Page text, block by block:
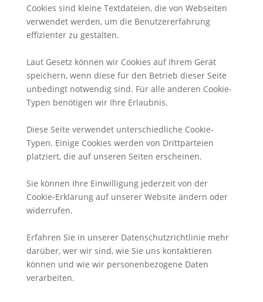
Cookies sind kleine Textdateien, die von Webseiten
verwendet werden, um die Benutzererfahrung
effizienter zu gestalten.
Laut Gesetz können wir Cookies auf Ihrem Gerät
speichern, wenn diese für den Betrieb dieser Seite
unbedingt notwendig sind. Für alle anderen Cookie-
Typen benötigen wir Ihre Erlaubnis.
Diese Seite verwendet unterschiedliche Cookie-
Typen. Einige Cookies werden von Drittparteien
platziert, die auf unseren Seiten erscheinen.
Sie können Ihre Einwilligung jederzeit von der
Cookie-Erklärung auf unserer Website ändern oder
widerrufen.
Erfahren Sie in unserer Datenschutzrichtlinie mehr
darüber, wer wir sind, wie Sie uns kontaktieren
können und wie wir personenbezogene Daten
verarbeiten.